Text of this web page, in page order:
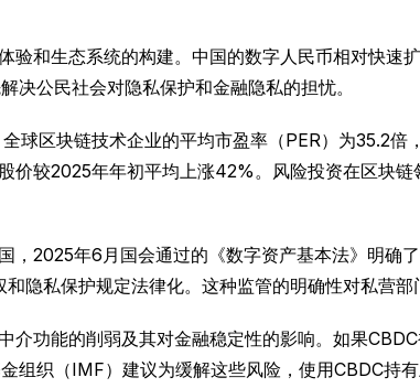
和生态系统的构建。中国的数字人民币相对快速
决公民社会对隐私保护和金融隐私的担忧。
球区块链技术企业的平均市盈率（PER）为35.2
较2025年年初平均上涨42%。风险投资在区块
2025年6月国会通过的《数字资产基本法》明确
隐私保护规定法律化。这种监管的明确性对私营部
功能的削弱及其对金融稳定性的影响。如果
织（IMF）建议为缓解这些风险，使用CBDC持